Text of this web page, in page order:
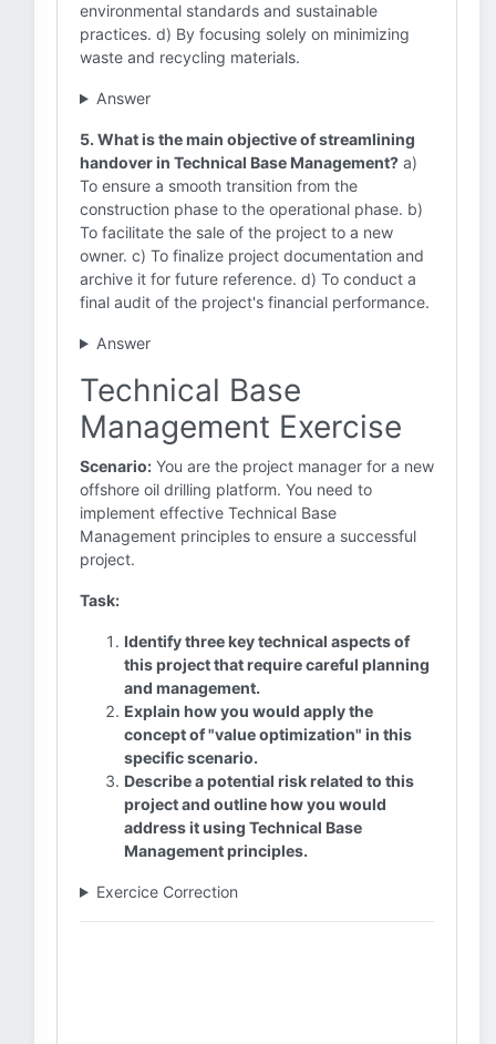
environmental standards and sustainable
practices. d) By focusing solely on minimizing
waste and recycling materials.
Answer
5. What is the main objective of streamlining
handover in Technical Base Management? a)
To ensure a smooth transition from the
construction phase to the operational phase. b)
To facilitate the sale of the project to a new
owner. c) To finalize project documentation and
archive it for future reference. d) To conduct a
final audit of the project's financial performance.
Answer
Technical Base
Management Exercise
Scenario: You are the project manager for a new
offshore oil drilling platform. You need to
implement effective Technical Base
Management principles to ensure a successful
project.
Task:
Identify three key technical aspects of
this project that require careful planning
and management.
Explain how you would apply the
concept of "value optimization" in this
specific scenario.
Describe a potential risk related to this
project and outline how you would
address it using Technical Base
Management principles.
Exercice Correction